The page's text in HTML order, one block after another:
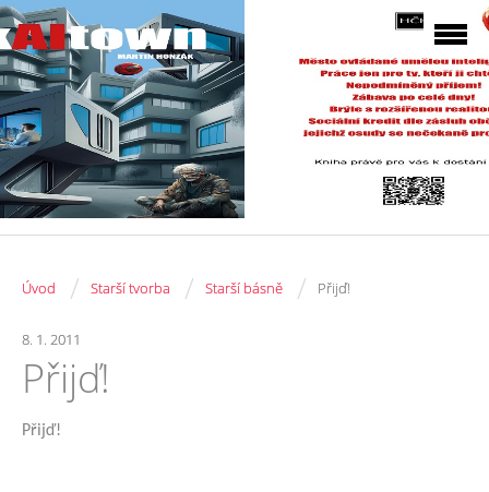
Úvod / Starší tvorba / Starší básně / Přijď!
8. 1. 2011
Přijď!
Přijď!